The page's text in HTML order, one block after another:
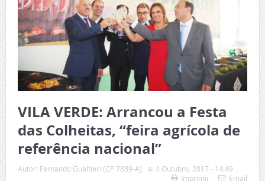
VILA VERDE: Arrancou a Festa
das Colheitas, “feira agrícola de
referência nacional”
Autor: Fernando Gualtieri (CP 7889-A) a: 4 Outubro, 2017 - 14:49
Imprimir
Email